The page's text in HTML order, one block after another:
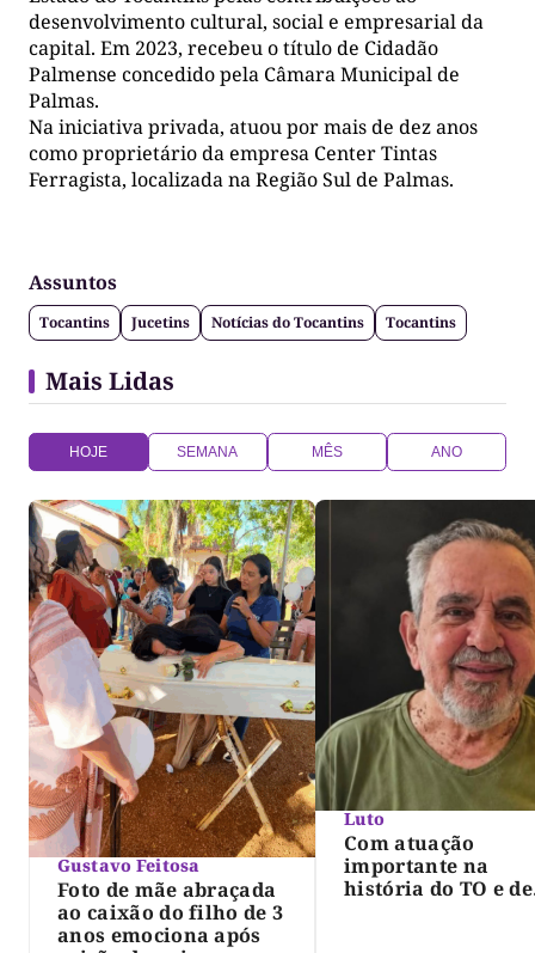
desenvolvimento cultural, social e empresarial da
capital. Em 2023, recebeu o título de Cidadão
Palmense concedido pela Câmara Municipal de
Palmas.
Na iniciativa privada, atuou por mais de dez anos
como proprietário da empresa Center Tintas
Ferragista, localizada na Região Sul de Palmas.
Assuntos
Tocantins Jucetins Notícias do Tocantins Tocantins
Mais Lidas
HOJE SEMANA MÊS ANO
Gustavo Feitosa
Foto de mãe abraçada
ao caixão do filho de 3
anos emociona após
Luto
Com atuação
importante na
história do TO e de